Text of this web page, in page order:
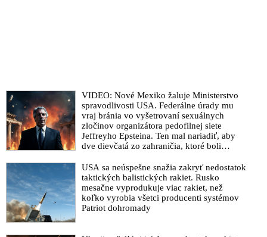
VIDEO: Nové Mexiko žaluje Ministerstvo
spravodlivosti USA. Federálne úrady mu
vraj bránia vo vyšetrovaní sexuálnych
zločinov organizátora pedofilnej siete
Jeffreyho Epsteina. Ten mal nariadiť, aby
dve dievčatá zo zahraničia, ktoré boli
pochovali v blízkosti jeho ranča v tomto
americkom štáte
USA sa neúspešne snažia zakryť nedostatok
taktických balistických rakiet. Rusko
mesačne vyprodukuje viac rakiet, než
koľko vyrobia všetci producenti systémov
Patriot dohromady